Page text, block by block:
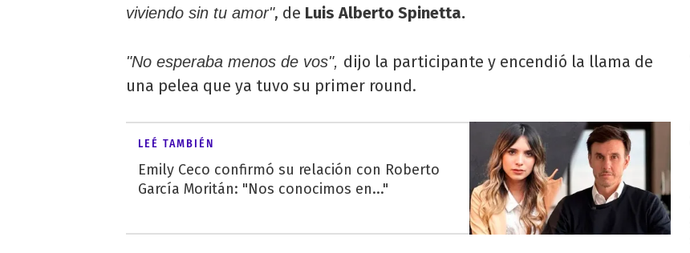
viviendo sin tu amor", de Luis Alberto Spinetta.
"No esperaba menos de vos", dijo la participante y encendió la llama de
una pelea que ya tuvo su primer round.
LEÉ TAMBIÉN
Emily Ceco confirmó su relación con Roberto
García Moritán: "Nos conocimos en..."